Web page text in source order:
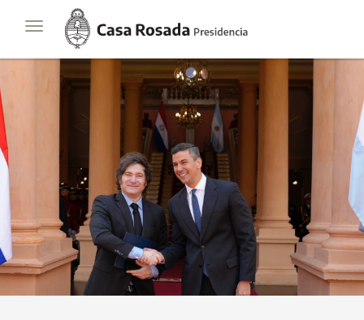
Toggle
navigation
Casa
Rosada
Presidencia
de
Nación
PresidenciaJavier Milei Contacto Suscribite